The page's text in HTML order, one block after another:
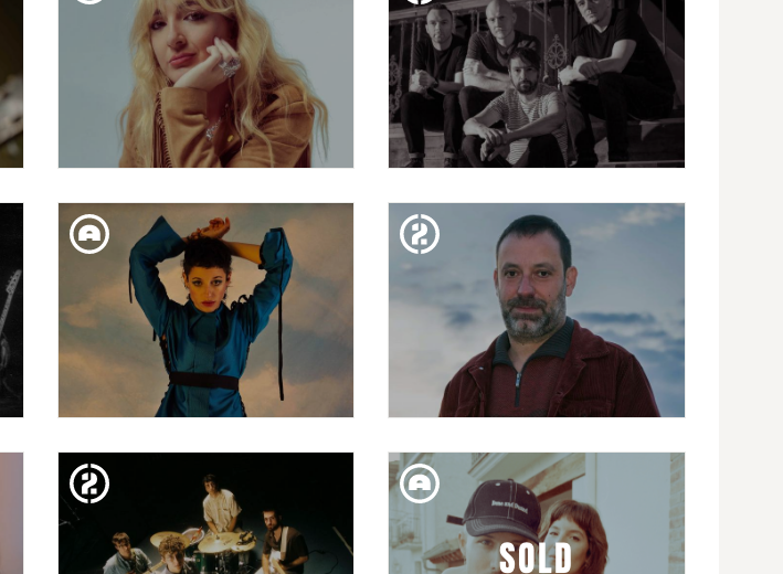
GUITAR BCN: PAULA
MATTHEUS
THE PINEAPPLE THIEF
TRAVIS BIRDS EMPREMTES: MAZONI
SOLD